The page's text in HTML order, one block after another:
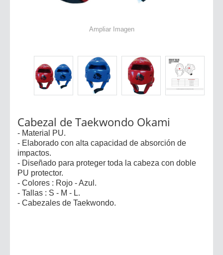
Ampliar Imagen
Cabezal de Taekwondo Okami
- Material PU.
- Elaborado con alta capacidad de absorción de
impactos.
- Diseñado para proteger toda la cabeza con doble
PU protector.
- Colores : Rojo - Azul.
- Tallas : S - M - L.
- Cabezales de Taekwondo.